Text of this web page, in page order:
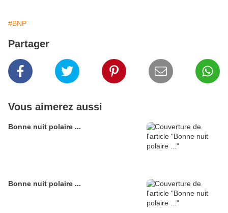
#BNP
Partager
Vous aimerez aussi
Bonne nuit polaire ...
Bonne nuit polaire ...